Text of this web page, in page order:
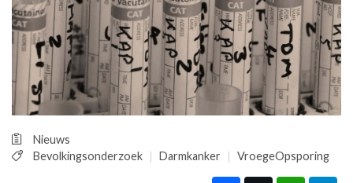
PRAKTIJKZAKEN
TARIEVEN
VPHUISARTSEN
MEDISCHE VAKHANDEL
INLOGGEN
Nieuws
Bevolkingsonderzoek
Darmkanker VroegeOpsporing